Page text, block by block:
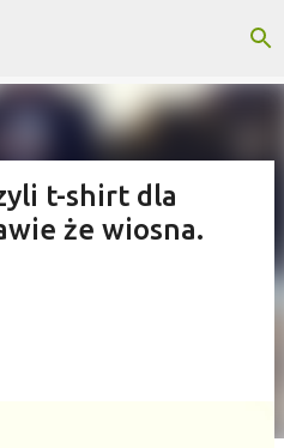
zawartości
t-shirt dla
że wiosna.